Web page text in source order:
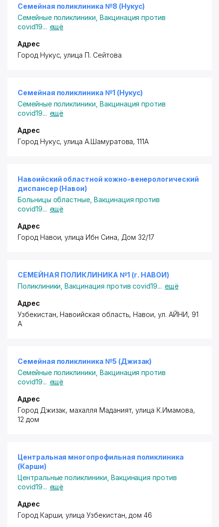
Семейная поликлиника №8 (Нукус)
Семейные поликлиники Вакцинация против
covid19... ещё
Адрес
Город Нукус, улица П. Сейтова
Семейная поликлиника №1 (Нукус)
Семейные поликлиники Вакцинация против
covid19... ещё
Адрес
Город Нукус, улица А.Шамуратова, 111А
Навоийский областной кожно-венерологический
диспансер (Навои)
Больницы областные ,Вакцинация против
covid19... ещё
Адрес
Город Навои, улица Ибн Сина, Дом 32/17
СЕМЕЙНАЯ ПОЛИКЛИНИКА №1 (г. НАВОИ)
Поликлиники ,Вакцинация против covid19... ещё
Адрес
Узбекистан, Навоийская область, Навои,ул. АЙНИ, 91
А
Семейная поликлиника №5 (Джизак)
Семейные поликлиники Вакцинация против
covid19... ещё
Адрес
Город Джизак, махалля Маданият, улица К.Имамова,
12 дом
Центральная многопрофильная поликлиника
(Карши)
Центральные поликлиники Вакцинация против
covid19... ещё
Адрес
Город Карши, улица Узбекистан, дом 46